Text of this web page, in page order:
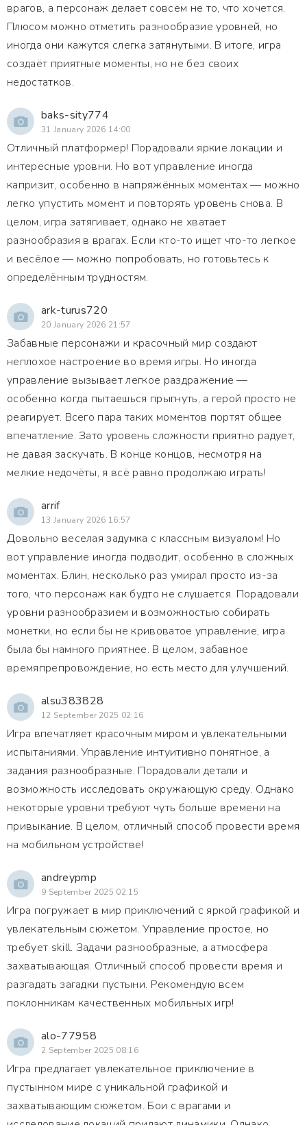
врагов, а персонаж делает совсем не то, что хочется.
Плюсом можно отметить разнообразие уровней, но
иногда они кажутся слегка затянутыми. В итоге, игра
создаёт приятные моменты, но не без своих
недостатков.
baks-sity774
31 January 2026 14:00
Отличный платформер! Порадовали яркие локации и
интересные уровни. Но вот управление иногда
капризит, особенно в напряжённых моментах — можно
легко упустить момент и повторять уровень снова. В
целом, игра затягивает, однако не хватает
разнообразия в врагах. Если кто-то ищет что-то легкое
и весёлое — можно попробовать, но готовьтесь к
определённым трудностям.
ark-turus720
20 January 2026 21:57
Забавные персонажи и красочный мир создают
неплохое настроение во время игры. Но иногда
управление вызывает легкое раздражение —
особенно когда пытаешься прыгнуть, а герой просто не
реагирует. Всего пара таких моментов портят общее
впечатление. Зато уровень сложности приятно радует,
не давая заскучать. В конце концов, несмотря на
мелкие недочёты, я всё равно продолжаю играть!
arrif
13 January 2026 16:57
Довольно веселая задумка с классным визуалом! Но
вот управление иногда подводит, особенно в сложных
моментах. Блин, несколько раз умирал просто из-за
того, что персонаж как будто не слушается. Порадовали
уровни разнообразием и возможностью собирать
монетки, но если бы не кривоватое управление, игра
была бы намного приятнее. В целом, забавное
времяпрепровождение, но есть место для улучшений.
alsu383828
12 September 2025 02:16
Игра впечатляет красочным миром и увлекательными
испытаниями. Управление интуитивно понятное, а
задания разнообразные. Порадовали детали и
возможность исследовать окружающую среду. Однако
некоторые уровни требуют чуть больше времени на
привыкание. В целом, отличный способ провести время
на мобильном устройстве!
andreypmp
9 September 2025 02:15
Игра погружает в мир приключений с яркой графикой и
увлекательным сюжетом. Управление простое, но
требует skill. Задачи разнообразные, а атмосфера
захватывающая. Отличный способ провести время и
разгадать загадки пустыни. Рекомендую всем
поклонникам качественных мобильных игр!
alo-77958
2 September 2025 08:16
Игра предлагает увлекательное приключение в
пустынном мире с уникальной графикой и
захватывающим сюжетом. Бои с врагами и